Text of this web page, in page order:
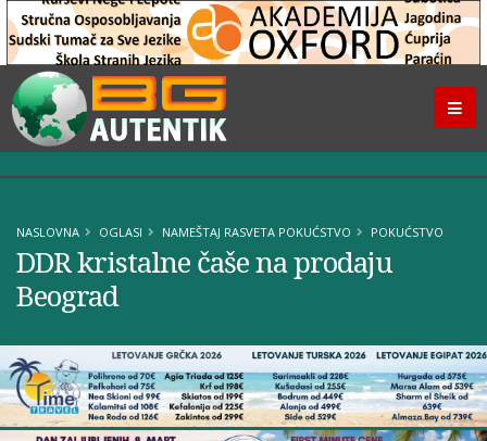
NASLOVNA OGLASI NAMEŠTAJ RASVETA POKUĆSTVO POKUĆSTVO
DDR kristalne čaše na prodaju
Beograd